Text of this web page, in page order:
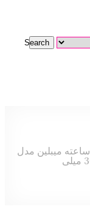
Search
كرم پودر 24 ساعته میبلین مدل